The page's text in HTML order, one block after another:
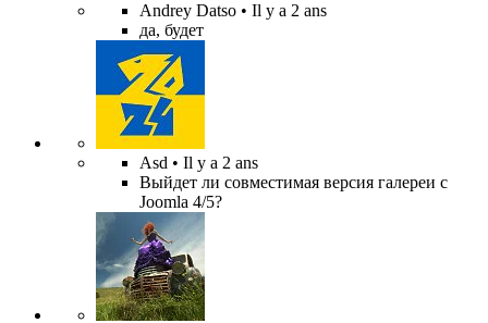
Andrey Datso • Il y a 2 ans
да, будет
Asd • Il y a 2 ans
Выйдет ли совместимая версия галереи с
Joomla 4/5?